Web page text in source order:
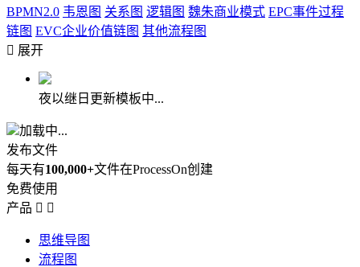
BPMN2.0 韦恩图 关系图 逻辑图 魏朱商业模式 EPC事件过程
链图 EVC企业价值链图 其他流程图
 展开
夜以继日更新模板中...
加载中...
发布文件
每天有100,000+文件在ProcessOn创建
免费使用
产品  
思维导图
流程图